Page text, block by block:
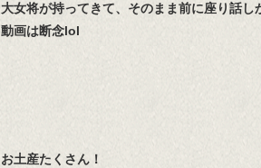
大女将が持ってきて、そのまま前に座り話し
動画は断念lol
お土産たくさん！